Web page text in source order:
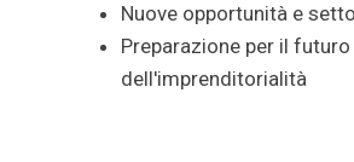
Nuove opportunità e
Preparazione per il futuro
dell'imprenditorialità